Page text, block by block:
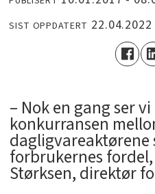
SIST OPPDATERT
– Nok en gang ser
konkurransen
forbrukernes
Størksen, direktør